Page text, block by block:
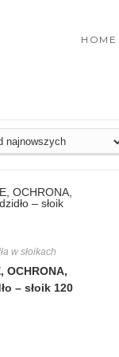
HOME
w słoikach
OCHRONA,
– słoik 120